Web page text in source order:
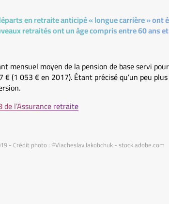
en retraite anticipé « longue carrière » ont
retraités ont un âge compris entre 60 ans
mensuel moyen de la pension de base servi
(1 053 € en 2017). Étant précisé qu’un peu
l’Assurance retraite
- Crédit photo : ©Viacheslav Iakobchuk - stock.adobe.com